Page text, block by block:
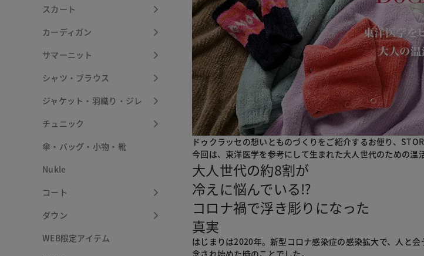
スカート
カーディガン
サマーニット
シャツ・ブラウス
ジャケット・羽織り・ジレ
チュニック
傘・バッグ・小物・靴
Nukle
コート
ダウン
WEB限定アイテム
ドゥクラッセの想いとものづくりをご紹介するお便り、
今回は、東洋医学を参考にして生まれた大人世代のための温
大人世代の約8割が
冷えに悩んでいる⁉
コロナ禍で浮き彫りになった
真実
はじまりは2020年。新型コロナ感染症の感染拡大で、人と
念され始めた時のことでした。